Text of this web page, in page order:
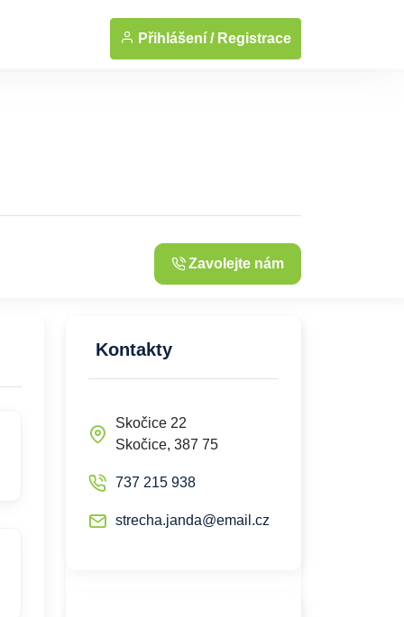
Přihlášení / Registrace
... Zobrazit fotografie
Zavolejte nám
Kontakty
Skočice 22
Skočice, 387 75
737 215 938
strecha.janda@email.cz